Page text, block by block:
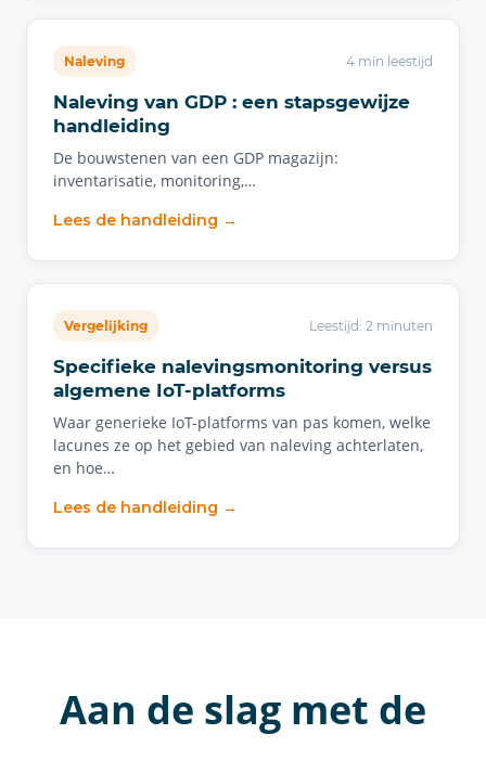
Naleving 4 min leestijd
Naleving van GDP : een stapsgewijze
handleiding
De bouwstenen van een GDP magazijn:
inventarisatie, monitoring,…
Lees de handleiding →
Vergelijking Leestijd: 2 minuten
Specifieke nalevingsmonitoring versus
algemene IoT-platforms
Waar generieke IoT-platforms van pas komen, welke
lacunes ze op het gebied van naleving achterlaten,
en hoe…
Lees de handleiding →
Aan de slag met de